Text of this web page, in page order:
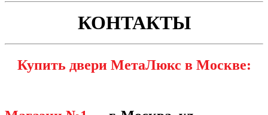
КОНТАКТЫ
Купить двери МетаЛюкс в Москве: